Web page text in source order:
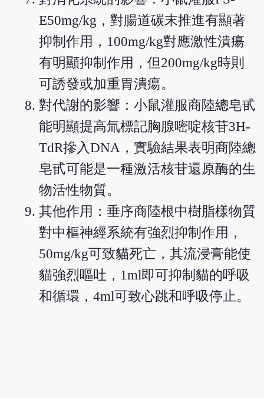
E50mg/kg，對腸道碳末推進有顯著
抑制作用，100mg/kg對應激性潰瘍
有明顯抑制作用，但200mg/kg時則
可誘發或加重胃潰瘍。
對代謝的影響：小鼠灌服商陸總皂甙
能明顯提高氚標記胸腺嘧啶核苷3H-
TdR摻入DNA，實驗結果表明商陸總
皂甙可能是一種激活核苷還原酶的生
物活性物質。
其他作用：垂序商陸根中樹脂樣物質
對中樞神經系統有強烈抑制作用，
50mg/kg可致貓死亡，其流浸膏能使
貓強烈嘔吐，1ml即可抑制貓的呼吸
和循環，4ml可致心跳和呼吸停止。